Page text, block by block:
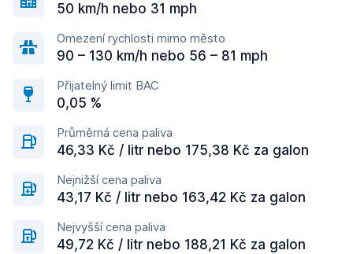
50 km/h nebo 31 mph
Omezení rychlosti mimo město
90 – 130 km/h nebo 56 – 81 mph
Přijatelný limit BAC
0,05 %
Průměrná cena paliva
46,33 Kč / litr nebo 175,38 Kč za galon
Nejnižší cena paliva
43,17 Kč / litr nebo 163,42 Kč za galon
Nejvyšší cena paliva
49,72 Kč / litr nebo 188,21 Kč za galon